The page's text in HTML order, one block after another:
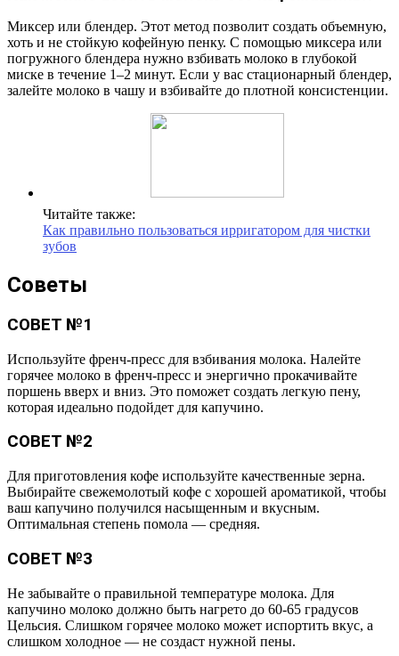
Миксер или блендер. Этот метод позволит создать объемную,
хоть и не стойкую кофейную пенку. С помощью миксера или
погружного блендера нужно взбивать молоко в глубокой
миске в течение 1–2 минут. Если у вас стационарный блендер,
залейте молоко в чашу и взбивайте до плотной консистенции.
Читайте также:
Как правильно пользоваться ирригатором для чистки
зубов
Советы
СОВЕТ №1
Используйте френч-пресс для взбивания молока. Налейте
горячее молоко в френч-пресс и энергично прокачивайте
поршень вверх и вниз. Это поможет создать легкую пену,
которая идеально подойдет для капучино.
СОВЕТ №2
Для приготовления кофе используйте качественные зерна.
Выбирайте свежемолотый кофе с хорошей ароматикой, чтобы
ваш капучино получился насыщенным и вкусным.
Оптимальная степень помола — средняя.
СОВЕТ №3
Не забывайте о правильной температуре молока. Для
капучино молоко должно быть нагрето до 60-65 градусов
Цельсия. Слишком горячее молоко может испортить вкус, а
слишком холодное — не создаст нужной пены.